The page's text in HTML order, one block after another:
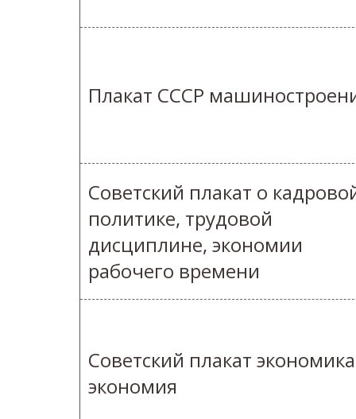
Плакат СССР
Советский плакат о
политике, трудовой
дисциплине, экономии
рабочего времени
Советский плакат
экономия